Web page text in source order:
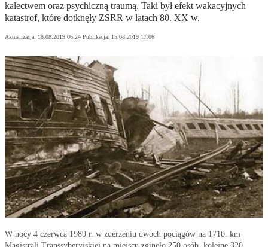
kalectwem oraz psychiczną traumą. Taki był efekt wakacyjnych
katastrof, które dotknęły ZSRR w latach 80. XX w.
Aktualizacja: 18.08.2019 06:24 Publikacja: 15.08.2019 17:06
W nocy 4 czerwca 1989 r. w zderzeniu dwóch pociągów na 1710. km